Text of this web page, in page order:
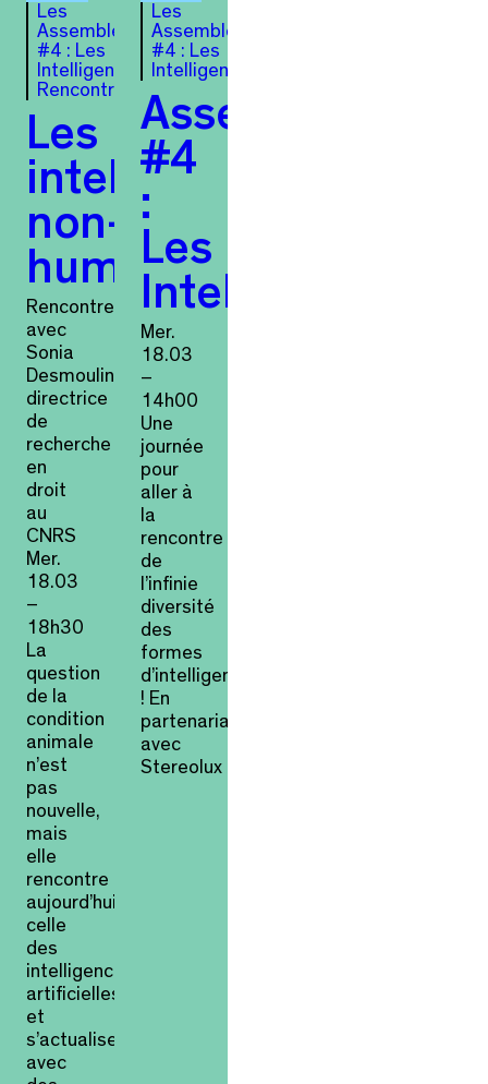
Les
Assemblées
#4 : Les
Intelligences
Rencontre
Les
intelligences
non-
humaines
Rencontre
avec
Sonia
Desmoulin,
directrice
de
recherche
en
droit
au
CNRS
Mer.
18.03
–
18h30
La
question
de la
condition
animale
n’est
pas
nouvelle,
mais
elle
rencontre
aujourd’hui
celle
des
intelligences
artificielles
et
s’actualise
avec
Les
Assemblées
#4 : Les
Intelligences
Assemblée
#4
:
Les
Intelligences
Mer.
18.03
–
14h00
Une
journée
pour
aller à
la
rencontre
de
l’infinie
diversité
des
formes
d’intelligence
! En
partenariat
avec
Stereolux